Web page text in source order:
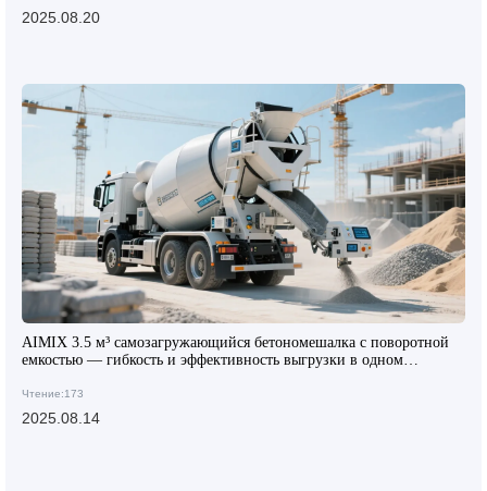
2025.08.20
AIMIX 3.5 м³ самозагружающийся бетономешалка с поворотной
емкостью — гибкость и эффективность выгрузки в одном
Чтение:173
2025.08.14